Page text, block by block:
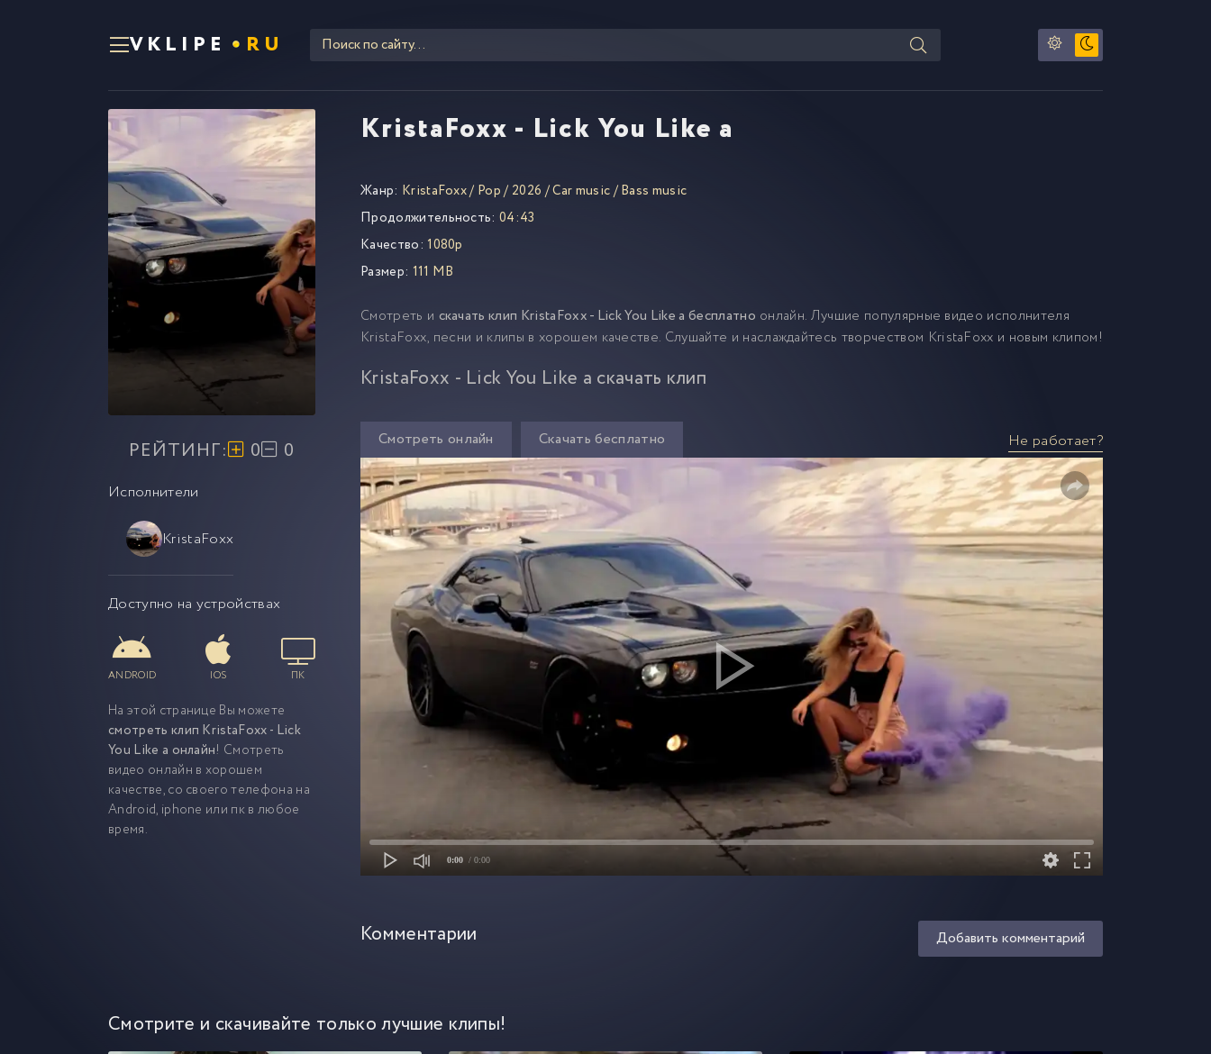
VKLIPE RU
KristaFoxx - Lick You Like a
РЕЙТИНГ: 0 0
Исполнители
KristaFoxx
Доступно на устройствах
ANDROID IOS ПК
На этой странице Вы можете
смотреть клип KristaFoxx - Lick
You Like a онлайн! Смотреть
видео онлайн в хорошем
качестве, со своего телефона на
Android, iphone или пк в любое
время.
Жанр: KristaFoxx/ Pop/ 2026 /Car music/Bass music
Продолжительность: 04:43
Качество: 1080p
Размер: 111 MB
Смотреть и скачать клип KristaFoxx - Lick You Like a бесплатно онлайн. Лучшие популярные видео исполнителя
KristaFoxx, песни и клипы в хорошем качестве. Слушайте и наслаждайтесь творчеством KristaFoxx и новым клипом!
KristaFoxx - Lick You Like a скачать клип
Смотреть онлайн Скачать бесплатно Не работает?
0:00 / 0:00
Комментарии Добавить комментарий
Смотрите и скачивайте только лучшие клипы!